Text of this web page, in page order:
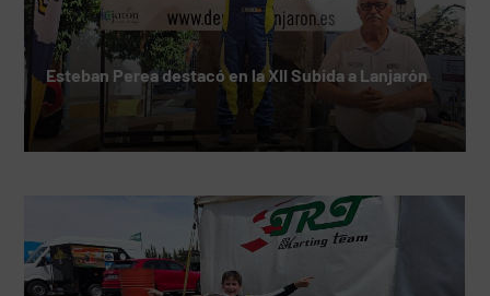
Esteban Perea destacó en la XII Subida a Lanjarón